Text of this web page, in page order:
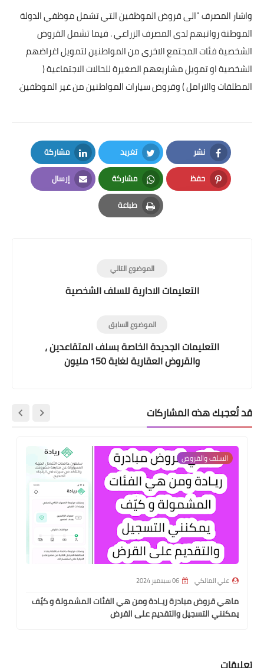
واشار المصرف "الى قروض الموظفين التي تشمل موظفي الدولة
الموطنة رواتبهم لدى المصرف الزراعي . فيما تشمل القروض
الشخصية فئات المجتمع الاخرى من المواطنين لتمويل اغراضهم
الشخصية او تمويل مشاريعهم الصغيرة للحالات الاجتماعية (
المطلقات والارامل ) وقروض سيارات المواطنين من غير الموظفين.
نشر
Facebook
تغريد
Twitter
مشاركة
LinkedIn
حفظ
Pinterest
مشاركة
Whatsapp
إرسال
Email
طباعة
Print
الموضوع التالي
التعليمات الادارية للسلف الشخصية
الموضوع السابق
التعليمات الجديدة الخاصة بسلف المتقاعدين ،
والقروض العقارية لغاية 150 مليون
قد تُعجبك هذه المشاركات
السلف والقروض
علي المالكي 06 سبتمبر 2024
ماهي قروض مبادرة ريـادة ومن هي الفئات المشمولة و كيّف
يمكنني التسجيل والتقديم على القرض